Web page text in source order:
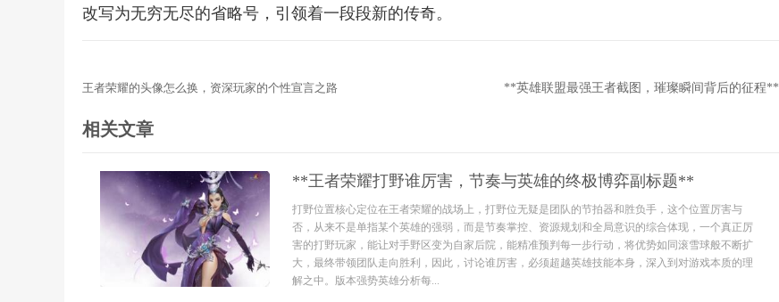
改写为无穷无尽的省略号，引领着一段段新的传奇。
王者荣耀的头像怎么换，资深玩家的个性宣言之路 **英雄联盟最强王者截图，璀璨瞬间背后的征程**
相关文章
**王者荣耀打野谁厉害，节奏与英雄的终极博弈副标题**
打野位置核心定位在王者荣耀的战场上，打野位无疑是团队的节拍器和胜负手，这个位置厉害与
否，从来不是单指某个英雄的强弱，而是节奏掌控、资源规划和全局意识的综合体现，一个真正厉
害的打野玩家，能让对手野区变为自家后院，能精准预判每一步行动，将优势如同滚雪球般不断扩
大，最终带领团队走向胜利，因此，讨论谁厉害，必须超越英雄技能本身，深入到对游戏本质的理
解之中。版本强势英雄分析每...